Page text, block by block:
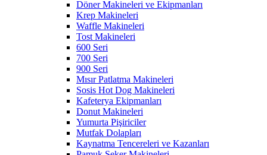
Döner Makineleri ve Ekipmanları
Krep Makineleri
Waffle Makineleri
Tost Makineleri
600 Seri
700 Seri
900 Seri
Mısır Patlatma Makineleri
Sosis Hot Dog Makineleri
Kafeterya Ekipmanları
Donut Makineleri
Yumurta Pişiriciler
Mutfak Dolapları
Kaynatma Tencereleri ve Kazanları